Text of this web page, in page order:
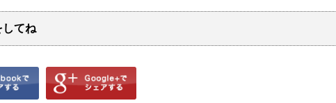
してね